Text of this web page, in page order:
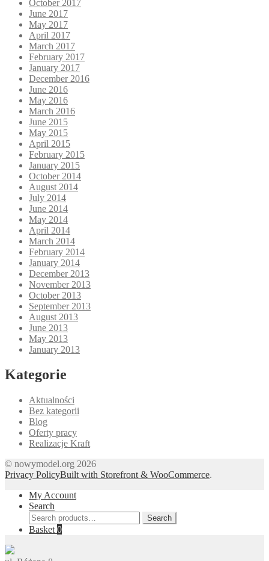
October 2017
June 2017
May 2017
April 2017
March 2017
February 2017
January 2017
December 2016
June 2016
May 2016
March 2016
June 2015
May 2015
April 2015
February 2015
January 2015
October 2014
August 2014
July 2014
June 2014
May 2014
April 2014
March 2014
February 2014
January 2014
December 2013
November 2013
October 2013
September 2013
August 2013
June 2013
May 2013
January 2013
Kategorie
Aktualności
Bez kategorii
Blog
Oferty pracy
Realizacje Kraft
© nowymodel.org 2026
Privacy PolicyBuilt with Storefront & WooCommerce.
My Account
Search
Search
for:
Search
Basket 0